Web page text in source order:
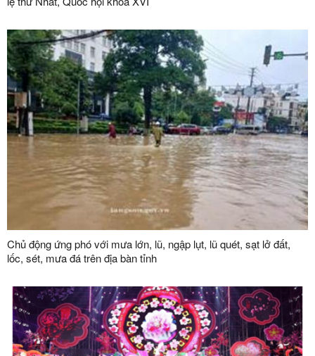
Chủ động ứng phó với mưa lớn, lũ, ngập lụt, lũ quét, sạt lở đất,
lốc, sét, mưa đá trên địa bàn tỉnh